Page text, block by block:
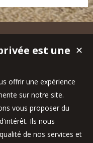
✕
est une
offrir une expérience
sur notre site.
vous proposer du
Ils nous
de nos services et